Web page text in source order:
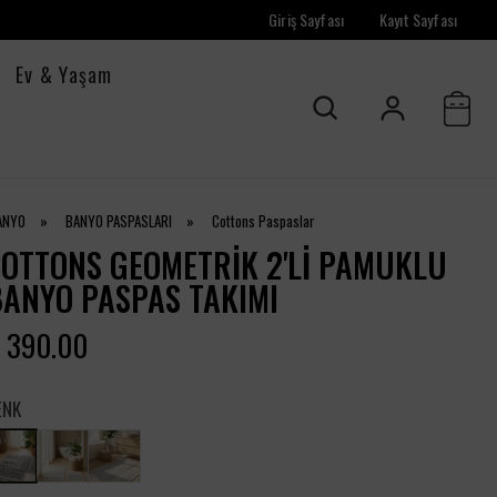
Giriş Sayfası Kayıt Sayfası
Ev & Yaşam
» BANYO PASPASLARI » Cottons Paspaslar
GEOMETRIK 2'LI PAMUKLU
PASPAS TAKIMI